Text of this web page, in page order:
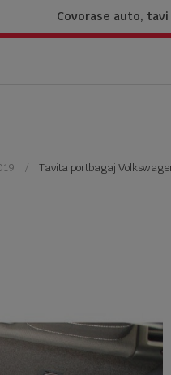
Covorase auto,
Tavita portbagaj